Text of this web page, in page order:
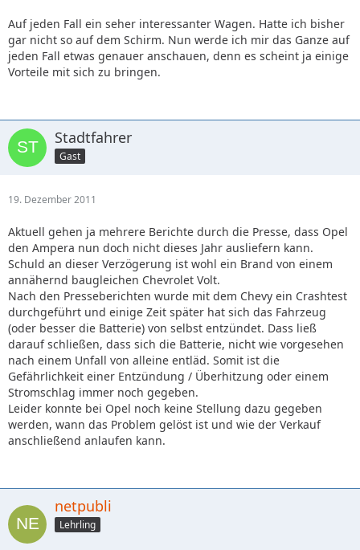
Auf jeden Fall ein seher interessanter Wagen. Hatte ich bisher
gar nicht so auf dem Schirm. Nun werde ich mir das Ganze auf
jeden Fall etwas genauer anschauen, denn es scheint ja einige
Vorteile mit sich zu bringen.
Stadtfahrer
Gast
19. Dezember 2011
Aktuell gehen ja mehrere Berichte durch die Presse, dass Opel
den Ampera nun doch nicht dieses Jahr ausliefern kann.
Schuld an dieser Verzögerung ist wohl ein Brand von einem
annähernd baugleichen Chevrolet Volt.
Nach den Presseberichten wurde mit dem Chevy ein Crashtest
durchgeführt und einige Zeit später hat sich das Fahrzeug
(oder besser die Batterie) von selbst entzündet. Dass ließ
darauf schließen, dass sich die Batterie, nicht wie vorgesehen
nach einem Unfall von alleine entläd. Somit ist die
Gefährlichkeit einer Entzündung / Überhitzung oder einem
Stromschlag immer noch gegeben.
Leider konnte bei Opel noch keine Stellung dazu gegeben
werden, wann das Problem gelöst ist und wie der Verkauf
anschließend anlaufen kann.
netpubli
Lehrling